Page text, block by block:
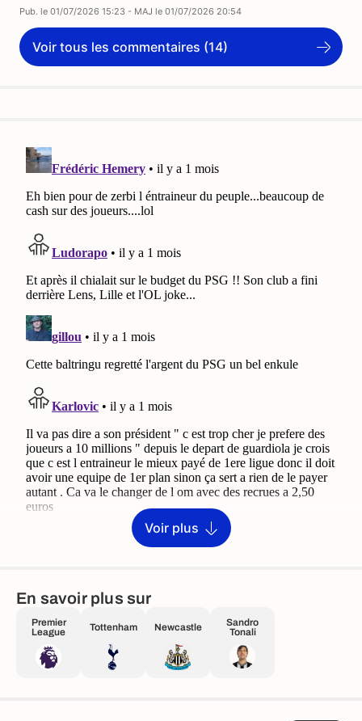
Pub. le 01/07/2026 15:23 - MAJ le 01/07/2026 20:54
Voir tous les commentaires (14)
Voir plus
En savoir plus sur
Premier
League
Tottenham Newcastle
Sandro
Tonali